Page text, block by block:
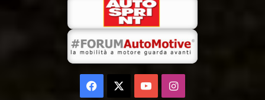
Facebook
You Instagram